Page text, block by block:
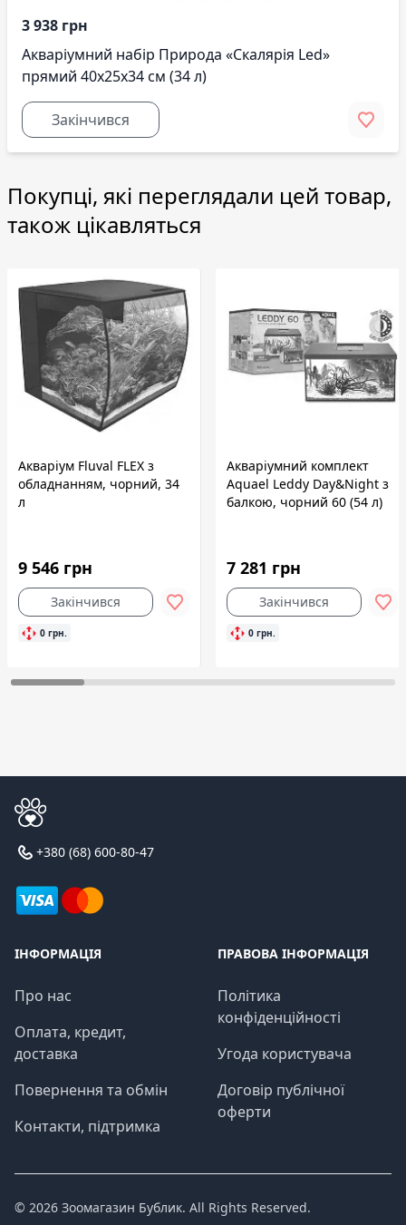
3 938 грн
Акваріумний набір Природа «Скалярія Led»
прямий 40х25х34 см (34 л)
Закінчився
Покупці, які переглядали цей товар,
також цікавляться
Акваріум Fluval FLEX з
обладнанням, чорний, 34
л
9 546 грн
Закінчився
0 грн.
Акваріумний комплект
Aquael Leddy Day&Night з
балкою, чорний 60 (54 л)
7 281 грн
Закінчився
0 грн.
+380 (68) 600-80-47
ІНФОРМАЦІЯ
Про нас
Оплата, кредит,
доставка
Повернення та обмін
Контакти, підтримка
ПРАВОВА ІНФОРМАЦІЯ
Політика
конфіденційності
Угода користувача
Договір публічної
оферти
© 2026 Зоомагазин Бублик. All Rights Reserved.